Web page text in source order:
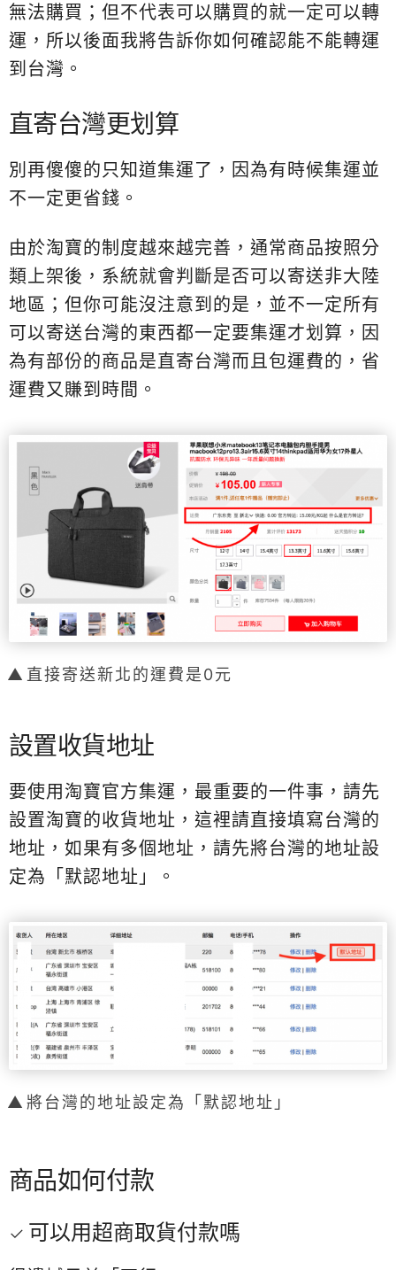
無法購買；但不代表可以購買的就一定可以轉
運，所以後面我將告訴你如何確認能不能轉運
到台灣。
直寄台灣更划算
別再傻傻的只知道集運了，因為有時候集運並
不一定更省錢。
由於淘寶的制度越來越完善，通常商品按照分
類上架後，系統就會判斷是否可以寄送非大陸
地區；但你可能沒注意到的是，並不一定所有
可以寄送台灣的東西都一定要集運才划算，因
為有部份的商品是直寄台灣而且包運費的，省
運費又賺到時間。
直接寄送新北的運費是0元
設置收貨地址
要使用淘寶官方集運，最重要的一件事，請先
設置淘寶的收貨地址，這裡請直接填寫台灣的
地址，如果有多個地址，請先將台灣的地址設
定為「默認地址」。
將台灣的地址設定為「默認地址」
商品如何付款
可以用超商取貨付款嗎